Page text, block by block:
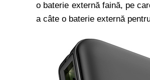
o baterie externă faină, pe
a câte o baterie externă